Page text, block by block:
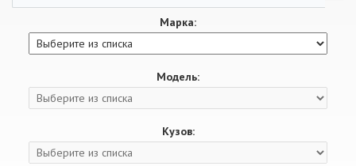
Марка:
Модель:
Кузов: